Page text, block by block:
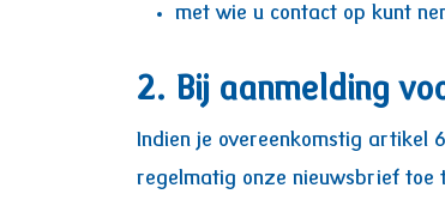
met wie u contact op kunt
2. Bij aanmelding
Indien je overeenkomstig artikel
regelmatig onze nieuwsbrief toe